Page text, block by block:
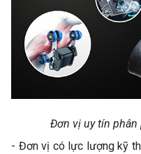
Đơn vị uy tín
- Đơn vị có lực lượng kỹ